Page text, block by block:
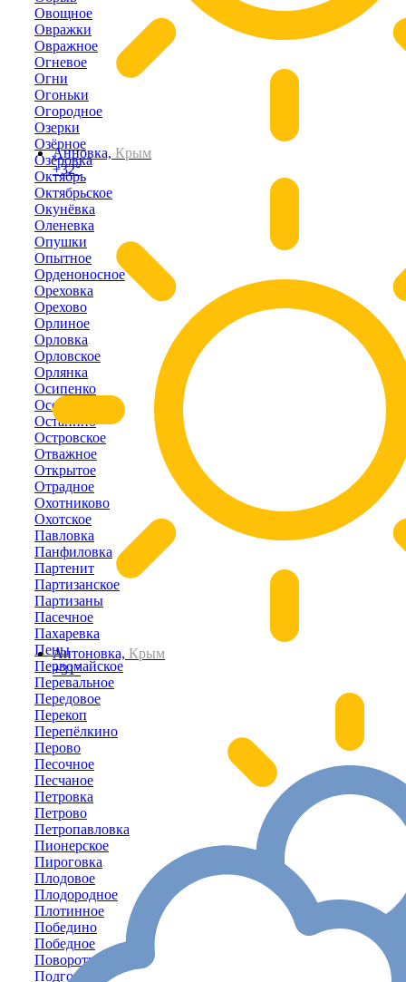
Анновка, Крым
+32°
Антоновка, Крым
+31°
Овощное
Овражки
Овражное
Огневое
Огни
Огоньки
Огородное
Озерки
Озёрное
Озёровка
Октябрь
Октябрьское
Окунёвка
Оленевка
Опушки
Опытное
Орденоносное
Ореховка
Орехово
Орлиное
Орловка
Орловское
Орлянка
Осипенко
Осовины
Останино
Островское
Отважное
Открытое
Отрадное
Охотниково
Охотское
Павловка
Панфиловка
Партенит
Партизанское
Партизаны
Пасечное
Пахаревка
Пены
Первомайское
Перевальное
Передовое
Перекоп
Перепёлкино
Перово
Песочное
Песчаное
Петровка
Петрово
Петропавловка
Пионерское
Пироговка
Плодовое
Плодородное
Плотинное
Победино
Победное
Поворотное
Подгорное